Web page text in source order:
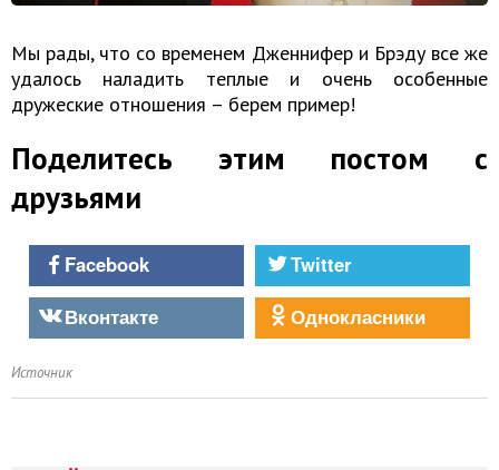
Мы рады, что со временем Дженнифер и Брэду все же
удалось наладить теплые и очень особенные
дружеские отношения – берем пример!
Поделитесь этим постом с
друзьями
Facebook
Twitter
Вконтакте
Однокласники
Источник